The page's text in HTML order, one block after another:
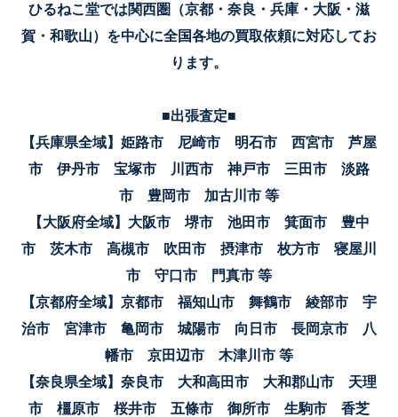
ひるねこ堂では関西圏（京都・奈良・兵庫・大阪・滋
賀・和歌山）を中心に全国各地の買取依頼に対応してお
ります。
■出張査定■
【兵庫県全域】姫路市 尼崎市 明石市 西宮市 芦屋
市 伊丹市 宝塚市 川西市 神戸市 三田市 淡路
市 豊岡市 加古川市 等
【大阪府全域】大阪市 堺市 池田市 箕面市 豊中
市 茨木市 高槻市 吹田市 摂津市 枚方市 寝屋川
市 守口市 門真市 等
【京都府全域】京都市 福知山市 舞鶴市 綾部市 宇
治市 宮津市 亀岡市 城陽市 向日市 長岡京市 八
幡市 京田辺市 木津川市 等
【奈良県全域】奈良市 大和高田市 大和郡山市 天理
市 橿原市 桜井市 五條市 御所市 生駒市 香芝